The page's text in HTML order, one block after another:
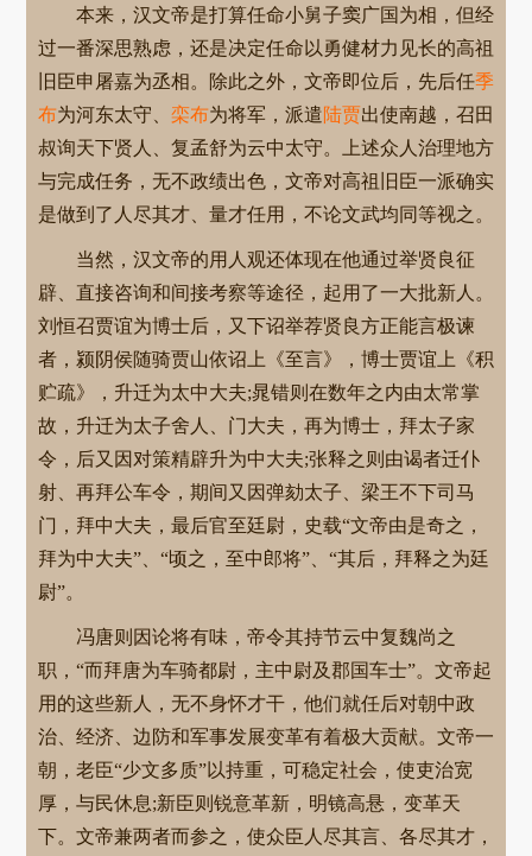
本来，汉文帝是打算任命小舅子窦广国为相，但经
过一番深思熟虑，还是决定任命以勇健材力见长的高祖
旧臣申屠嘉为丞相。除此之外，文帝即位后，先后任季
布为河东太守、 栾布为将军，派遣陆贾出使南越，召田
叔询天下贤人、复孟舒为云中太守。上述众人治理地方
与完成任务，无不政绩出色，文帝对高祖旧臣一派确实
是做到了人尽其才、量才任用，不论文武均同等视之。
当然，汉文帝的用人观还体现在他通过举贤良征
辟、直接咨询和间接考察等途径，起用了一大批新人。
刘恒召贾谊为博士后，又下诏举荐贤良方正能言极谏
者，颍阴侯随骑贾山依诏上《至言》，博士贾谊上《积
贮疏》，升迁为太中大夫;晁错则在数年之内由太常掌
故，升迁为太子舍人、门大夫，再为博士，拜太子家
令，后又因对策精辟升为中大夫;张释之则由谒者迁仆
射、再拜公车令，期间又因弹劾太子、梁王不下司马
门，拜中大夫，最后官至廷尉，史载“文帝由是奇之，
拜为中大夫”、“顷之，至中郎将”、“其后，拜释之为廷
尉”。
冯唐则因论将有味，帝令其持节云中复魏尚之
职，“而拜唐为车骑都尉，主中尉及郡国车士”。文帝起
用的这些新人，无不身怀才干，他们就任后对朝中政
治、经济、边防和军事发展变革有着极大贡献。文帝一
朝，老臣“少文多质”以持重，可稳定社会，使吏治宽
厚，与民休息;新臣则锐意革新，明镜高悬，变革天
下。文帝兼两者而参之，使众臣人尽其言、各尽其才，